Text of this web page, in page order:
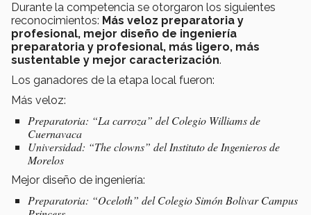
Durante la competencia se otorgaron los siguientes
reconocimientos: Más veloz preparatoria y
profesional, mejor diseño de ingeniería
preparatoria y profesional, más ligero, más
sustentable y mejor caracterización.
Los ganadores de la etapa local fueron:
Más veloz:
Preparatoria: “La carroza” del Colegio Williams de
Cuernavaca
Universidad: “The clowns” del Instituto de Ingenieros de
Morelos
Mejor diseño de ingeniería:
Preparatoria: “Oceloth” del Colegio Simón Bolivar Campus